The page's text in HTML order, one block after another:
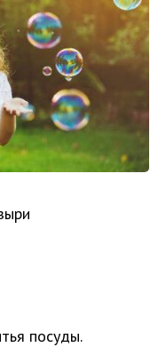
посуды.